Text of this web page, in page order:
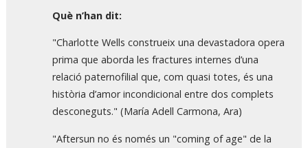
Què n’han dit:
"Charlotte Wells construeix una devastadora opera
prima que aborda les fractures internes d’una
relació paternofilial que, com quasi totes, és una
història d’amor incondicional entre dos complets
desconeguts." (María Adell Carmona, Ara)
"Aftersun no és només un "coming of age" de la